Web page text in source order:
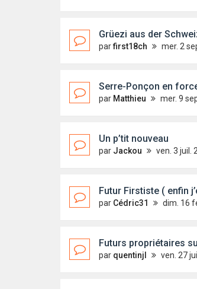
Grüezi aus der Schweiz;
parfirst18ch mer. 2
Serre-Ponçon en
par Matthieu mer. 9
Un p’tit nouveau
par Jackou ven. 3 juil.
Futur Firstiste ( enfin
par Cédric31 dim. 16
Futurs propriétaires
par quentinjl ven. 27